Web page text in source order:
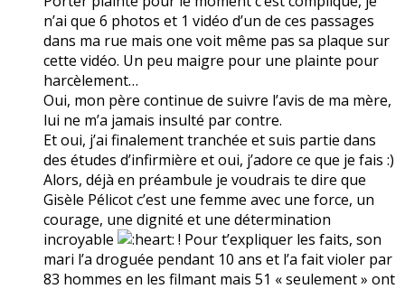
n’ai que 6 photos et 1 vidéo d’un de ces passages
dans ma rue mais one voit même pas sa plaque sur
cette vidéo. Un peu maigre pour une plainte pour
harcèlement…
Oui, mon père continue de suivre l’avis de ma mère,
lui ne m’a jamais insulté par contre.
Et oui, j’ai finalement tranchée et suis partie dans
des études d’infirmière et oui, j’adore ce que je fais :)
Alors, déjà en préambule je voudrais te dire que
Gisèle Pélicot c’est une femme avec une force, un
courage, une dignité et une détermination
incroyable
! Pour t’expliquer les faits, son
mari l’a droguée pendant 10 ans et l’a fait violer par
83 hommes en les filmant mais 51 « seulement » ont